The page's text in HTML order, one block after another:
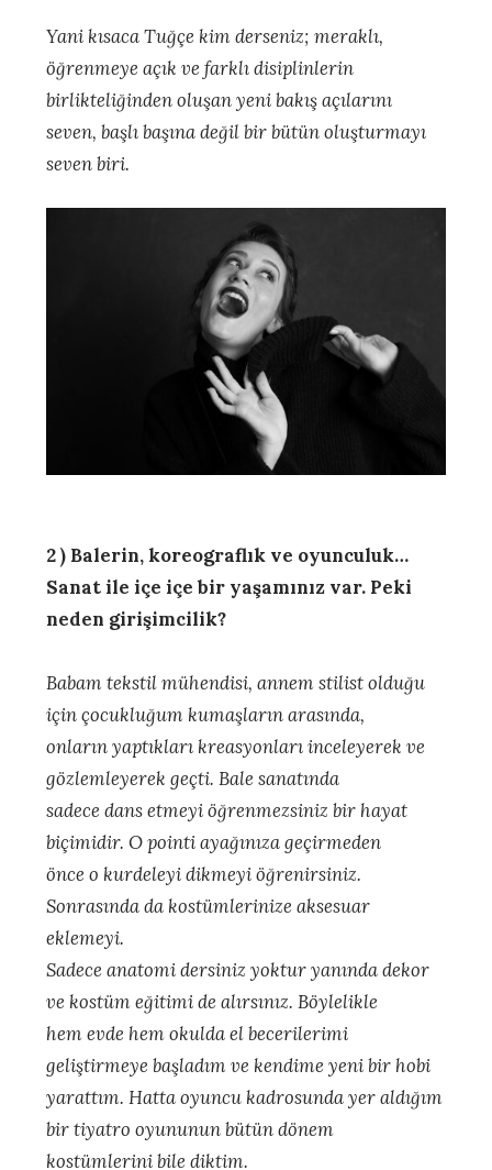
Yani kısaca Tuğçe kim derseniz; meraklı,
öğrenmeye açık ve farklı disiplinlerin
birlikteliğinden oluşan yeni bakış açılarını
seven, başlı başına değil bir bütün oluşturmayı
seven biri.
2 ) Balerin, koreograflık ve oyunculuk…
Sanat ile içe içe bir yaşamınız var. Peki
neden girişimcilik?
Babam tekstil mühendisi, annem stilist olduğu
için çocukluğum kumaşların arasında,
onların yaptıkları kreasyonları inceleyerek ve
gözlemleyerek geçti. Bale sanatında
sadece dans etmeyi öğrenmezsiniz bir hayat
biçimidir. O pointi ayağınıza geçirmeden
önce o kurdeleyi dikmeyi öğrenirsiniz.
Sonrasında da kostümlerinize aksesuar
eklemeyi.
Sadece anatomi dersiniz yoktur yanında dekor
ve kostüm eğitimi de alırsınız. Böylelikle
hem evde hem okulda el becerilerimi
geliştirmeye başladım ve kendime yeni bir hobi
yarattım. Hatta oyuncu kadrosunda yer aldığım
bir tiyatro oyununun bütün dönem
kostümlerini bile diktim.